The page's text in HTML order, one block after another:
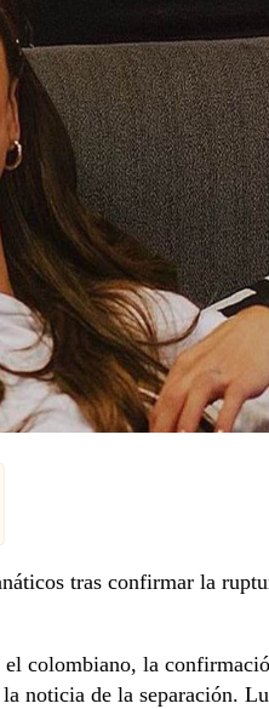
tras confirmar la
el colombiano, la
noticia de la separación.